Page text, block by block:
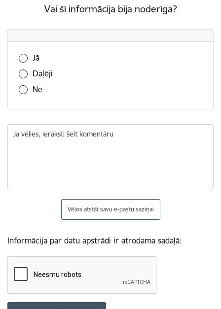
Vai šī informācija bija noderīga?
Vai šī informācija bija noderīga?
Jā
Daļēji
Nē
Ja vēlies, ieraksti šeit komentāru
Vēlos atstāt savu e-pastu saziņai
Informācija par datu apstrādi ir atrodama sadaļā: